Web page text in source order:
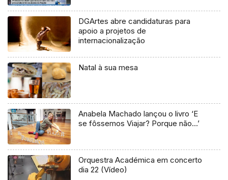
DGArtes abre candidaturas para
apoio a projetos de
internacionalização
Natal à sua mesa
Anabela Machado lançou o livro ‘E
se fôssemos Viajar? Porque não…’
Orquestra Académica em concerto
dia 22 (Vídeo)